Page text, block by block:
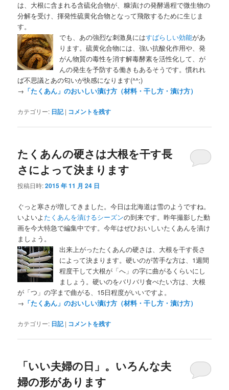
は、大根に含まれる含硫化合物が、糠漬けの発酵過程で微生物の
分解を受け、揮発性硫黄化合物となって飛散するために生じま
す。
でも、あの強烈な刺激臭にはすばらしい効能があ
ります。硫黄化合物には、強い抗酸化作用や、発
がん物質の毒性を消す解毒酵素を活性化して、が
んの発生を予防する働きもあるそうです。慣れれ
ば不思議とあの匂いが快感になります(^^;)
→ 「たくあん」のおいしい漬け方（材料・干し方・漬け方）
カテゴリー: 日記 | コメントを残す
たくあんの硬さは大根を干す長
さによって決まります
投稿日時:2015 年 11 月 24 日
ぐっと寒さが増してきました。今日は北海道は雪のようですね。
いよいよ たくあんを漬けるシーズンの到来です。昨年撮影した動
画を今大特急で編集中です。今年はぜひおいしいたくあんを漬け
ましょう。
出来上がったたくあんの硬さは、大根を干す長さ
によって決まります。硬いのが苦手な方は、1週間
程度干して大根が「へ」の字に曲がるくらいにし
ましょう。硬いのをバリバリ食べたい方は、大根
が「つ」の字まで曲がる、15日程度がいいですよ。
→ 「たくあん」のおいしい漬け方（材料・干し方・漬け方）
カテゴリー: 日記 | コメントを残す
「いい夫婦の日」。いろんな夫
婦の形があります